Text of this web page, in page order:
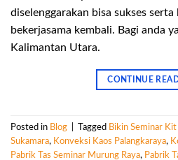
diselenggarakan bisa sukses
bekerjasama kembali. Bagi anda
Kalimantan Utara.
CONTINUE
Posted in Blog Tagged Bikin Seminar Kit
Sukamara, Konveksi Kaos Palangkaraya,
Pabrik Tas Seminar Murung Raya, Pabrik